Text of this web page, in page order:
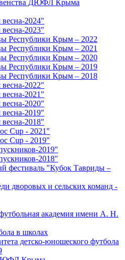
ДЮФЛ Крыма
2024"
2023"
Республики Крым – 2022
Республики Крым – 2021
Республики Крым – 2020
Республики Крым – 2019
Республики Крым – 2018
2022"
2021"
2020"
2019"
2018"
Cup - 2021"
Cup - 2019"
2019"
2018"
фестиваль "Кубок Тавриды –
дворовых и сельских команд -
академия имени А. Н.
в школах
детско-юношеского футбола